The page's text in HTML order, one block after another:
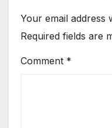
Your email address
Required fields are
Comment *